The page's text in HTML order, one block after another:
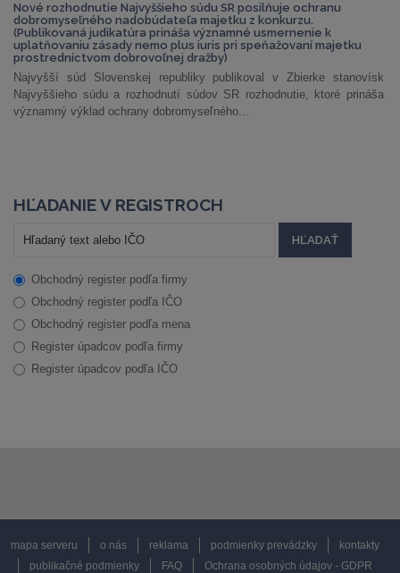
Nové rozhodnutie Najvyššieho súdu SR posilňuje ochranu
dobromyseľného nadobúdateľa majetku z konkurzu.
(Publikovaná judikatúra prináša významné usmernenie k
uplatňovaniu zásady nemo plus iuris pri speňažovaní majetku
prostredníctvom dobrovoľnej dražby)
Najvyšší súd Slovenskej republiky publikoval v Zbierke stanovísk
Najvyššieho súdu a rozhodnutí súdov SR rozhodnutie, ktoré prináša
významný výklad ochrany dobromyseľného...
HĽADANIE V REGISTROCH
Obchodný register podľa firmy
Obchodný register podľa IČO
Obchodný register podľa mena
Register úpadcov podľa firmy
Register úpadcov podľa IČO
mapa serveru o nás reklama podmienky prevádzky
kontakty
publikačné podmienky
FAQ Ochrana osobných údajov - GDPR